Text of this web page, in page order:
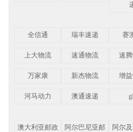
全信通 瑞丰速递 赛
上大物流 速通物流 速
万家康 新杰物流 增
河马动力 澳通速递
澳大利亚邮政
阿尔巴尼亚邮
阿尔